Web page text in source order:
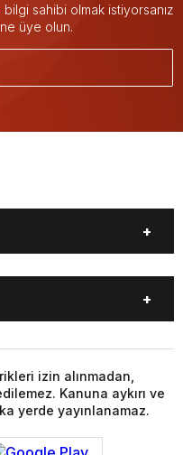
sahibi olmak istiyorsanız
üye olun.
GALERİ
TV
EKLE
DURUMU
izin alınmadan,
Kanuna aykırı ve
yerde yayınlanamaz.